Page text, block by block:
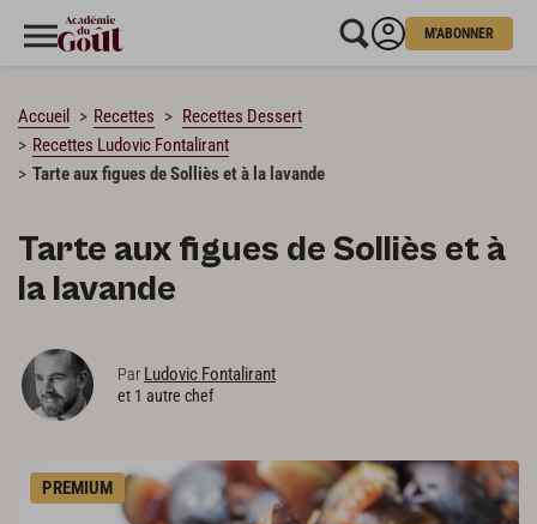
M'ABONNER
Accueil Recettes
Recettes Dessert
Recettes Ludovic Fontalirant
Tarte aux figues de Solliès et à la lavande
Tarte aux figues de Solliès et à
la lavande
Par Ludovic Fontalirant
et 1 autre chef
PREMIUM
CHARGEMENT…